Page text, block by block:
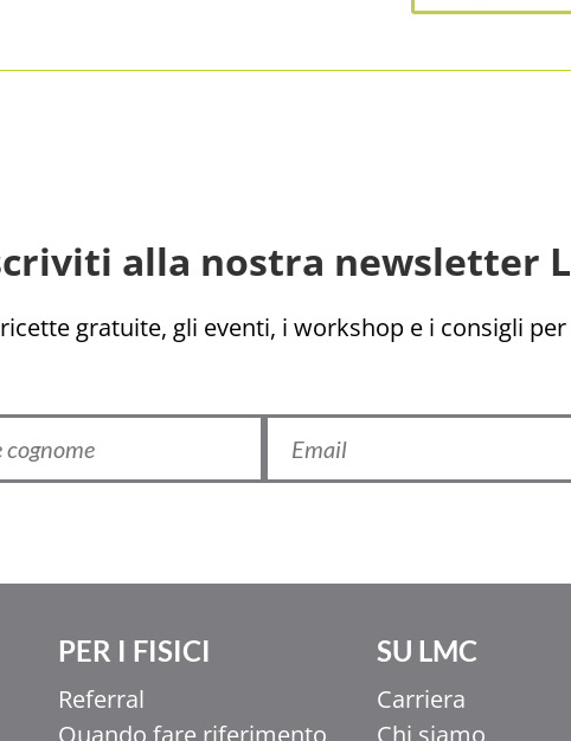
alla nostra newsletter
gratuite, gli eventi, i workshop e i consigli
PER I FISICI
Referral
Quando fare riferimento
SU LMC
Carriera
Chi siamo